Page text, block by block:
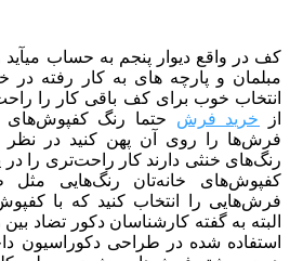
کف در واقع دیوار پنجم به حساب می­آید و
مبلمان و پارچه­ های به کار رفته در
انتخاب خوب برای کف باقی کار را
از خرید فرش حتما رنگ کفپوش‌های
فرش‌ها را روی آن پهن کنید در نظر
رنگ‌های خنثی دارند کار راحت‌تری را در
کفپوش‌های خانه‌تان رنگ‌هایی مثل
فرش‌هایی را انتخاب کنید که با
البته به گفته کارشناسان دکور تضاد
استفاده شده در طراحی دکوراسیون